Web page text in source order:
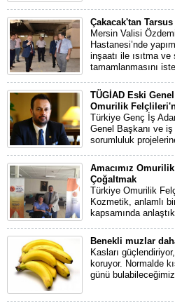
Çakacak'tan
Mersin Valisi
Hastanesi’nde
inşaatı ile ısıtma
tamamlanmasını
TÜGİAD Eski
Omurilik
Türkiye Genç İş
Genel Başkanı ve
sorumluluk
Amacımız
Çoğaltmak
Türkiye Omurilik
Kozmetik, anlamlı
kapsamında
Benekli muzlar
Kasları
koruyor. Normalde
günü